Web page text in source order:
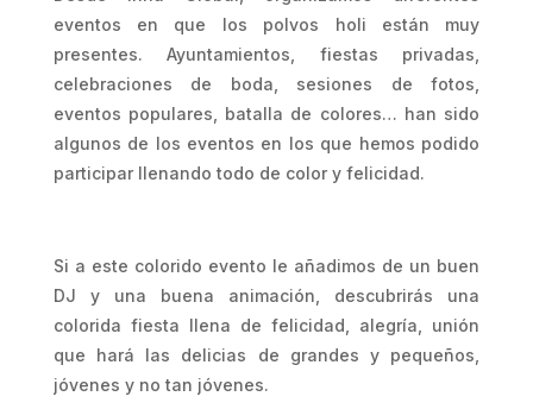
eventos en que los polvos holi están muy
presentes. Ayuntamientos, fiestas privadas,
celebraciones de boda, sesiones de fotos,
eventos populares, batalla de colores… han sido
algunos de los eventos en los que hemos podido
participar llenando todo de color y felicidad.
Si a este colorido evento le añadimos de un buen
DJ y una buena animación, descubrirás una
colorida fiesta llena de felicidad, alegría, unión
que hará las delicias de grandes y pequeños,
jóvenes y no tan jóvenes.